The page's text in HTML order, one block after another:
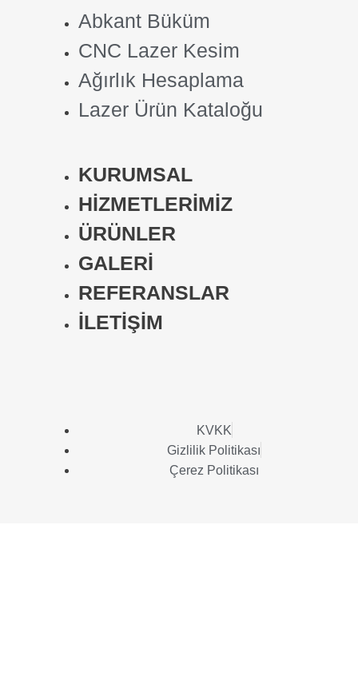
Abkant Büküm
CNC Lazer Kesim
Ağırlık Hesaplama
Lazer Ürün Kataloğu
KURUMSAL
HİZMETLERİMİZ
ÜRÜNLER
GALERİ
REFERANSLAR
İLETİŞİM
KVKK
Gizlilik Politikası
Çerez Politikası